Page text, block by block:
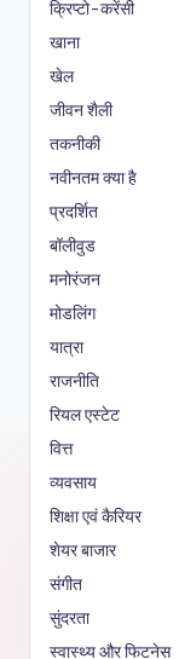
क्रिप्टो-करेंसी
खाना
खेल
जीवन शैली
तकनीकी
नवीनतम क्या है
प्रदर्शित
बॉलीवुड
मनोरंजन
मोडलिंग
यात्रा
राजनीति
रियल एस्टेट
वित्त
व्यवसाय
शिक्षा एवं कैरियर
शेयर बाजार
संगीत
सुंदरता
स्वास्थ्य और फिटनेस